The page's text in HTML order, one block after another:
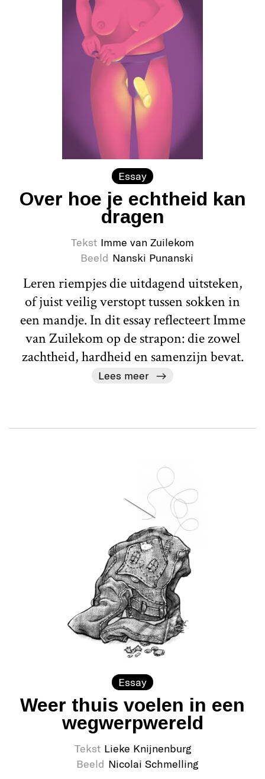
Essay
Over hoe je echtheid kan
dragen
Tekst Imme van Zuilekom
Beeld Nanski Punanski
Leren riempjes die uitdagend uitsteken,
of juist veilig verstopt tussen sokken in
een mandje. In dit essay reflecteert Imme
van Zuilekom op de strapon: die zowel
zachtheid, hardheid en samenzijn bevat.
Lees meer
Essay
Weer thuis voelen in een
wegwerpwereld
Tekst Lieke Knijnenburg
Beeld Nicolai Schmelling